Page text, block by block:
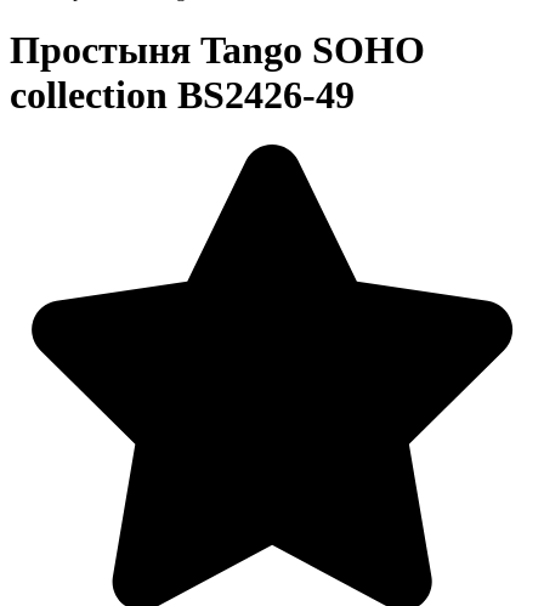
Простыня Tango SOHO
collection BS2426-49